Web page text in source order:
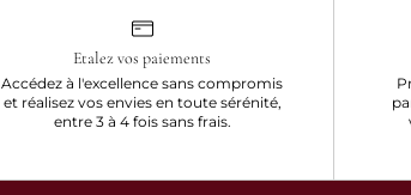
Etalez vos paiements
Accédez à l'excellence sans compromis
et réalisez vos envies en toute sérénité,
entre 3 à 4 fois sans frais.